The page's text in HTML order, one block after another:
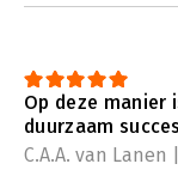
Op deze manier
duurzaam succes
C.A.A. van Lanen